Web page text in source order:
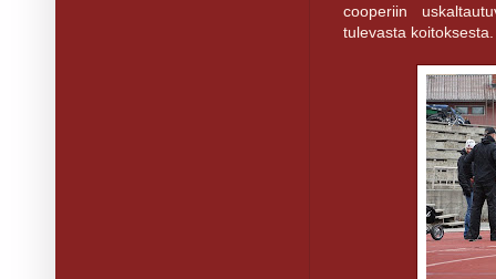
cooperiin
tulevasta koitoksesta.